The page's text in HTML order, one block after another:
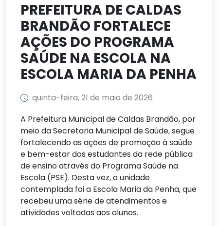
PREFEITURA DE CALDAS
BRANDÃO FORTALECE
AÇÕES DO PROGRAMA
SAÚDE NA ESCOLA NA
ESCOLA MARIA DA PENHA
quinta-feira, 21 de maio de 2026
A Prefeitura Municipal de Caldas Brandão, por
meio da Secretaria Municipal de Saúde, segue
fortalecendo as ações de promoção à saúde
e bem-estar dos estudantes da rede pública
de ensino através do Programa Saúde na
Escola (PSE). Desta vez, a unidade
contemplada foi a Escola Maria da Penha, que
recebeu uma série de atendimentos e
atividades voltadas aos alunos.